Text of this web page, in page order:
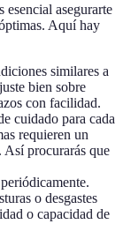
esencial asegurarte
Aquí hay
similares a
bien sobre
con facilidad.
cuidado para cada
requieren un
Así procurarás que
o desgastes
o capacidad de